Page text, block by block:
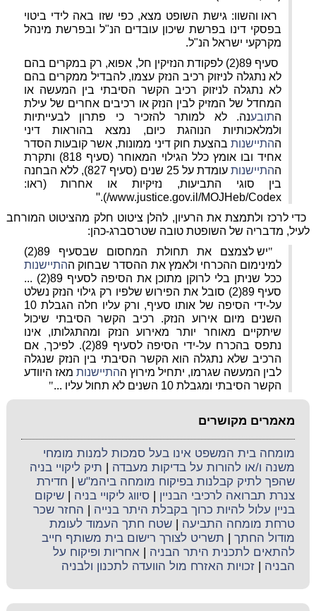
ראו והשוו: גישת השופט מצא, כפי שזו באה לידי ביטוי
בפסקי דינו בפרשת שיכון עובדים הנ"ל ובפרשת מינהל
מקרקעי ישראל הנ"ל.
סעיף 89(2) לפקודת הנזיקין חל, אפוא, רק במקרים בהם
לא נתגלה לניזוק רכיב הנזק עצמו, להבדיל ממקרים בהם
לא נתגלה לניזוק רכיב הקשר הסיבתי בין המעשה או
המחדל של המזיק לבין הנזק או רכיבים אחרים של עילת
התובענה. לא למותר להזכיר כי פתרון לבעייתיות
ולמלאכותיות הנוהגת כיום, נמצא בהוראות דיני
ההתיישנותבהצעת חוק דיני ממונות, אשר קובעות הסדר
אחיד ובו אומץ כלל הגילוי המאוחר (סעיף 818) ותקרת
ההתיישנות
עומדת על 25 שנים (סעיף 827), ללא הבחנה
בין סוגי התביעות, נזיקיות או אחרות (ראו:
www.justice.gov.il/MOJHeb/Codex/
).
"
כדי לרכז ולתמצת את הרעיון, להלן ציטוט חלק מהציטוט המורחב
לעיל, מדבריה של השופטת טובה שטרסברג-כהן:
"
יש לצמצם את תחולת המחסום שבסעיף 89(2)
למינימום ההכרחי ולאמץ את ההסדר שבחוק ההתיישנות
ככל שניתן בלי לרוקן מתוכן את הסיפה לסעיף 89(2) ...
סעיף 89(2) סובל את הפירוש שלפיו רק גילוי הנזק נשלט
על-ידי הסיפה של אותו סעיף, ורק עליו חלה הגבלת 10
השנים מיום אירוע הנזק. רכיב הקשר הסיבתי שיכול
שיתקיים מאוחר יותר מאירוע הנזק ומהתגלותו, אינו
נתפס בהכרח על-ידי הסיפה לסעיף 89(2). לפיכך, אם
הרכיב שלא נתגלה הוא הקשר הסיבתי בין הנזק שנגלה
לבין המעשה שגרמו, יתחיל מירוץ ההתיישנות מאז היוודע
הקשר הסיבתי ומגבלת 10 השנים לא תחול עליו ...
"
מאמרים מקושרים
מומחה בית המשפט אינו בעל סמכות למנות מומחי
משנה ו/או להורות על בדיקות מעבדה
תיק ליקויי בניה
שהפך לתיק קבלנות בפיקוח מומחה ביהמ"ש
חדירת
צנרת תברואה לרכיבי הבניין |סיווג ליקויי בניה |שיקום
בניין עלול להיות כרוך בקבלת היתר בנייה
החזר שכר
טרחת מומחה התביעה |שטח חתך העמוד לעומת
מודול החתך
תשריט לצורך רישום בית משותף חייב
להתאים לתכנית היתר הבניה |אחריות ופיקוח על
הבניה |זכויות האזרח מול הוועדה לתכנון ולבניה